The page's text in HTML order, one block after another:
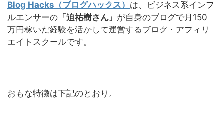
Blog Hacks（ブログハックス） は、ビジネス系インフ
ルエンサーの 「迫祐樹さん」 が自身のブログで月150
万円稼いだ経験を活かして運営するブログ・アフィリ
エイトスクールです。
おもな特徴は下記のとおり。